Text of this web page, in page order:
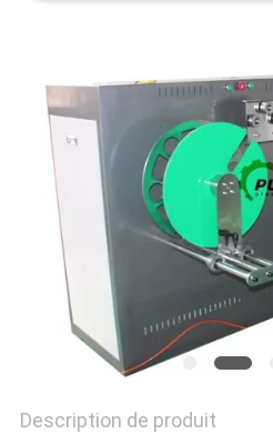
SITE
PRIVACY
POLICY
Description de produit